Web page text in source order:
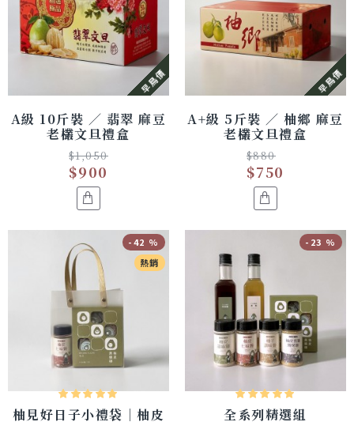
早鳥價
A級 10斤裝 ／ 翡翠 麻豆
老欉文旦禮盒
$900
$1,050
早鳥價
A+級 5斤裝 ／ 柚鄉 麻豆
老欉文旦禮盒
$750
$880
熱銷
-42 %
柚見好日子小禮袋｜柚皮
-23 %
全系列精選組